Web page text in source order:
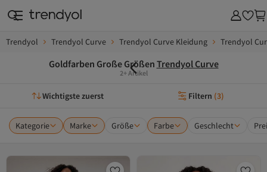
Trendyol Trendyol Curve Trendyol Curve Kleidung Trendyol
Goldfarben Große Größen Trendyol Curve
2+ Artikel
Wichtigste zuerst Filtern (3)
Kategorie Marke Größe Farbe Geschlecht